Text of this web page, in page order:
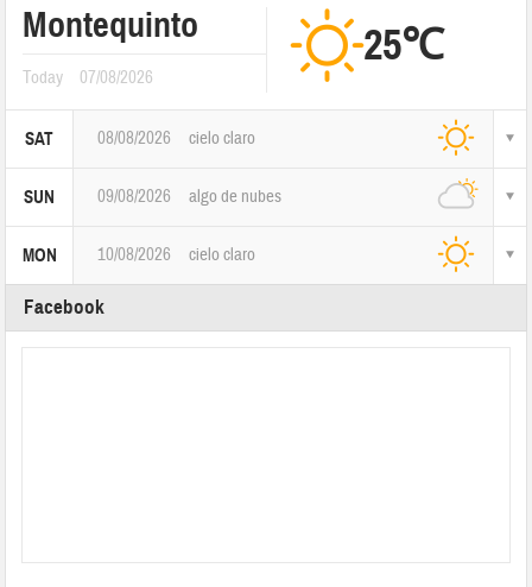
Montequinto
Today 07/08/2026
25℃
SAT 08/08/2026 cielo claro
SUN 09/08/2026 algo de nubes
MON 10/08/2026 cielo claro
Facebook